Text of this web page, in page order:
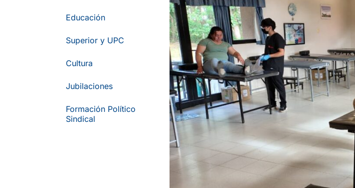
Educación
Superior y UPC
Cultura
Jubilaciones
Formación Político
Sindical